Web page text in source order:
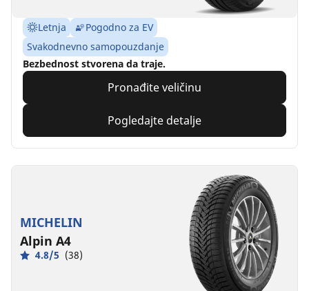
Letnja
Pogodno za EV
Svakodnevno samopouzdanje
Bezbednost stvorena da traje.
Pronađite veličinu
Pogledajte detalje
MICHELIN
Alpin A4
4.8/5 (38)